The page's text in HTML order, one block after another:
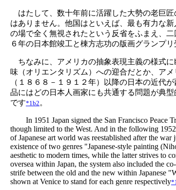
はたして、数十年前に活躍した大勢の老巨
はありません。他国はといえば、最も有力な
の場で全く無視されたという反省をふまえ、
６年の日本館竣工と棟方志功の版画グランプ
ちなみに、アメリカの抽象表現主義の様式
味（オリエンタリズム）への迎合だとか、ア
（１８６８－１９１２年）以降の日本の近代
品にはどの日本人画家にも共通する問題が典
です*1b2 。
In 1951 Japan signed the San Francisco Peace
though limited to the West. And in the following
of Japanese art world was reestablished after the
existence of two genres "Japanese-style painting
aesthetic to modern times, while the latter strives to
oversea within Japan, the system also included the
strife between the old and the new within Japanese
shown at Venice to stand for each genre respectively